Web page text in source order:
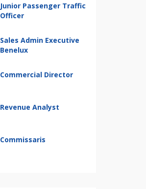
Junior Passenger Traffic
Officer
Sales Admin Executive
Benelux
Commercial Director
Revenue Analyst
Commissaris